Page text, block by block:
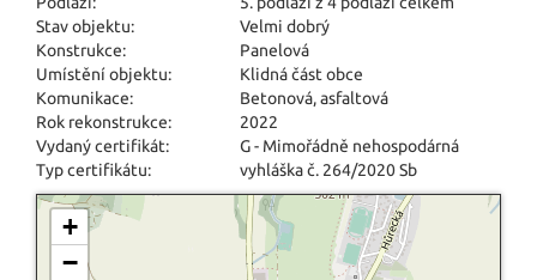
Stav objektu:
Velmi dobrý
Konstrukce:
Panelová
Umístění objektu:
Klidná část obce
Komunikace:
Betonová,asfaltová
Rok rekonstrukce:
2022
Vydaný certifikát:
G - Mimořádně nehospodárná
Typ certifikátu:
vyhláška č. 264/2020 Sb
+
−